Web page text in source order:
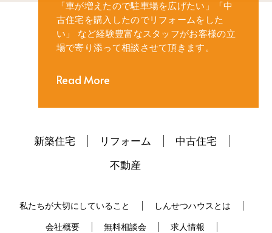
「車が増えたので駐車場を広げたい」
「中
古住宅を購入したのでリフォームをした
い」
など経験豊富なスタッフがお客様の立
場で寄り添って相談させて頂きます。
Read More
新築住宅 リフォーム
中古住宅
不動産
私たちが大切にしていること しんせつハウスとは
会社概要 無料相談会 求人情報